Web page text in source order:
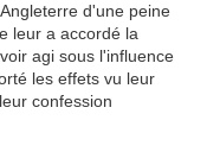
d'une peine
leur a accordé la
agi sous l'influence
les effets vu leur
confession